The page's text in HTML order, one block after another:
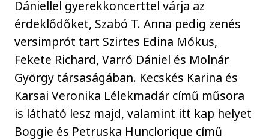
Dániellel gyerekkoncerttel várja az
érdeklődőket, Szabó T. Anna pedig zenés
versimprót tart Szirtes Edina Mókus,
Fekete Richard, Varró Dániel és Molnár
György társaságában. Kecskés Karina és
Karsai Veronika Lélekmadár című műsora
is látható lesz majd, valamint itt kap helyet
Boggie és Petruska Hunclorique című